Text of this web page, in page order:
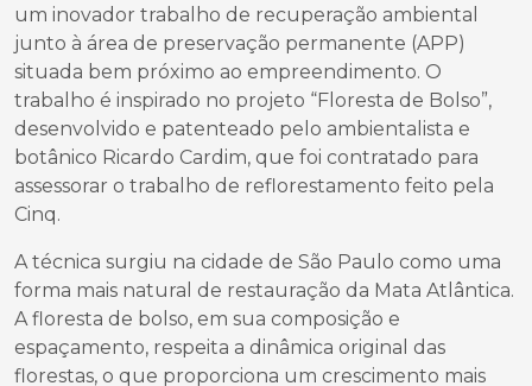
um inovador trabalho de recuperação ambiental
junto à área de preservação permanente (APP)
situada bem próximo ao empreendimento. O
trabalho é inspirado no projeto “Floresta de Bolso”,
desenvolvido e patenteado pelo ambientalista e
botânico Ricardo Cardim, que foi contratado para
assessorar o trabalho de reflorestamento feito pela
Cinq.
A técnica surgiu na cidade de São Paulo como uma
forma mais natural de restauração da Mata Atlântica.
A floresta de bolso, em sua composição e
espaçamento, respeita a dinâmica original das
florestas, o que proporciona um crescimento mais